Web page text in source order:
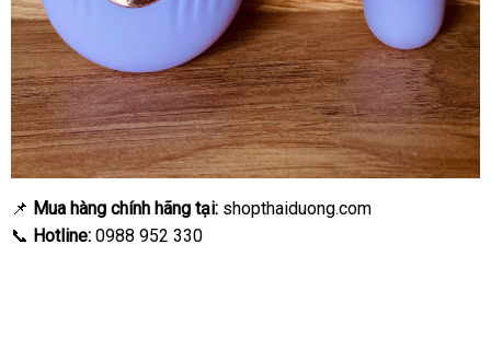
📌 Mua hàng chính hãng tại: shopthaiduong.com
📞 Hotline: 0988 952 330